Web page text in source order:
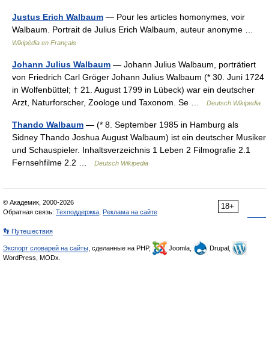
Justus Erich Walbaum — Pour les articles homonymes, voir
Walbaum. Portrait de Julius Erich Walbaum, auteur anonyme …
Wikipédia en Français
Johann Julius Walbaum — Johann Julius Walbaum, porträtiert
von Friedrich Carl Gröger Johann Julius Walbaum (* 30. Juni 1724
in Wolfenbüttel; † 21. August 1799 in Lübeck) war ein deutscher
Arzt, Naturforscher, Zoologe und Taxonom. Se …
Deutsch Wikipedia
Thando Walbaum — (* 8. September 1985 in Hamburg als
Sidney Thando Joshua August Walbaum) ist ein deutscher Musiker
und Schauspieler. Inhaltsverzeichnis 1 Leben 2 Filmografie 2.1
Fernsehfilme 2.2 …
Deutsch Wikipedia
18+
© Академик, 2000-2026
Обратная связь: Техподдержка Реклама на сайте
👣 Путешествия
Экспорт словарей на сайты , сделанные на PHP, Joomla,
Drupal,
WordPress, MODx.